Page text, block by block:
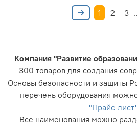
1 2 3
Компания "Развитие
300 товаров для создания
Основы безопасности и защиты
перечень оборудования
"Прайс-
Все наименования можно